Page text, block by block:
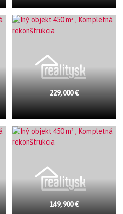
229,000 €
149,900 €